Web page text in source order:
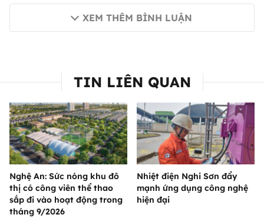
XEM THÊM BÌNH LUẬN
TIN LIÊN QUAN
Nghệ An: Sức nóng khu đô
thị có công viên thể thao
sắp đi vào hoạt động trong
tháng 9/2026
Nhiệt điện Nghi Sơn đẩy
mạnh ứng dụng công nghệ
hiện đại